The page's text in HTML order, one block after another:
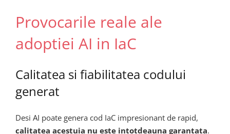
Provocarile reale ale
adoptiei AI in IaC
Calitatea si fiabilitatea codului
generat
Desi AI poate genera cod IaC impresionant de rapid,
calitatea acestuia nu este intotdeauna garantata.